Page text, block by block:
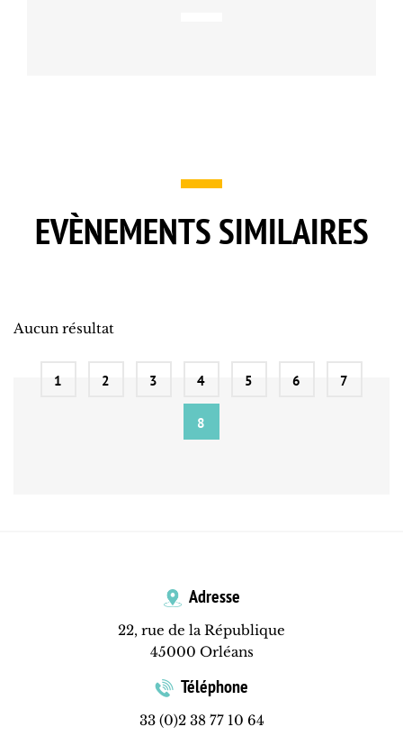
EVÈNEMENTS SIMILAIRES
Aucun résultat
1 2 3 4 5 6 7
8
Adresse
22, rue de la République
45000 Orléans
Téléphone
33 (0)2 38 77 10 64